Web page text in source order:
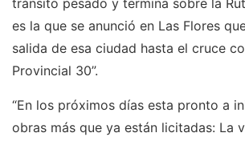
tránsito pesado y termina sobre la
es la que se anunció en Las Flores
salida de esa ciudad hasta el cruce
Provincial 30”.
“En los próximos días esta pronto a
obras más que ya están licitadas: La